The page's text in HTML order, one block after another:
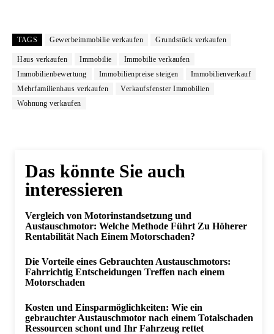
TAGS Gewerbeimmobilie verkaufen Grundstück verkaufen
Haus verkaufen Immobilie
Immobilie verkaufen
Immobilienbewertung
Immobilienpreise steigen
Immobilienverkauf
Mehrfamilienhaus verkaufen
Verkaufsfenster Immobilien
Wohnung verkaufen
Das könnte Sie auch
interessieren
Vergleich von Motorinstandsetzung und
Austauschmotor: Welche Methode Führt Zu Höherer
Rentabilität Nach Einem Motorschaden?
Die Vorteile eines Gebrauchten Austauschmotors:
Fahrrichtig Entscheidungen Treffen nach einem
Motorschaden
Kosten und Einsparmöglichkeiten: Wie ein
gebrauchter Austauschmotor nach einem Totalschaden
Ressourcen schont und Ihr Fahrzeug rettet